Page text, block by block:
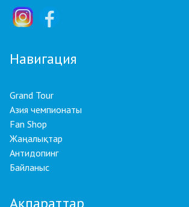
Навигация
Grand Tour
Азия чемпионаты
Fan Shop
Жаңалықтар
Антидопинг
Байланыс
Ақпараттар